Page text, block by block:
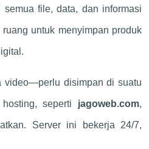
file, data, dan informasi
untuk menyimpan produk
video—perlu disimpan di suatu
seperti jagoweb.com,
Server ini bekerja 24/7,